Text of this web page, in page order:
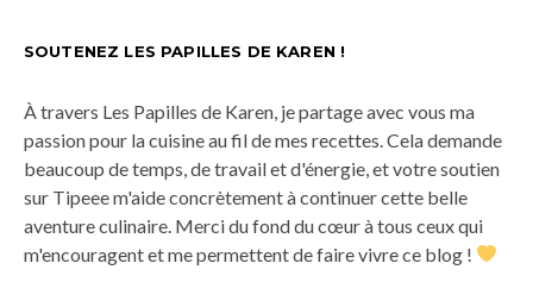
SOUTENEZ LES PAPILLES DE KAREN !
À travers Les Papilles de Karen, je partage avec vous ma
passion pour la cuisine au fil de mes recettes. Cela demande
beaucoup de temps, de travail et d'énergie, et votre soutien
sur Tipeee m'aide concrètement à continuer cette belle
aventure culinaire. Merci du fond du cœur à tous ceux qui
m'encouragent et me permettent de faire vivre ce blog !